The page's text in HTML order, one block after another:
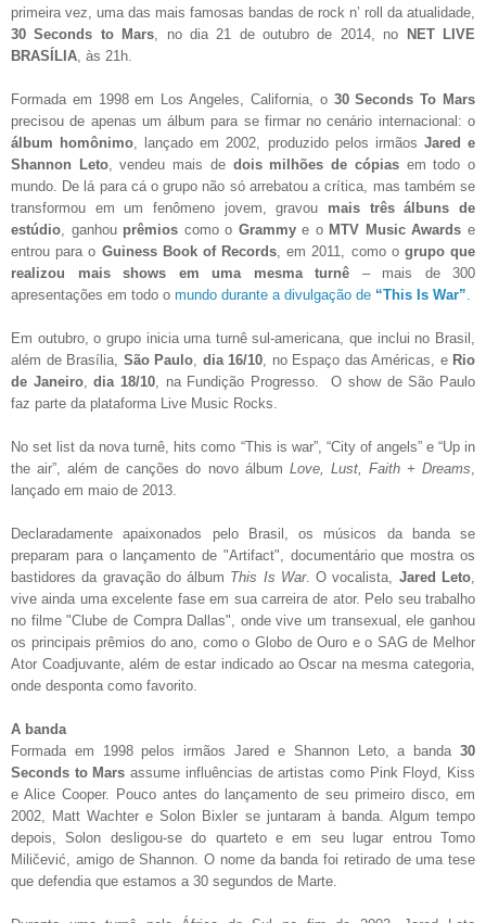
primeira vez, uma das mais famosas bandas de rock n’ roll da atualidade,
30 Seconds to Mars , no dia 21 de outubro de 2014, no NET LIVE
BRASÍLIA , às 21h.
Formada em 1998 em Los Angeles, California, o 30 Seconds To Mars
precisou de apenas um álbum para se firmar no cenário internacional: o
álbum homônimo , lançado em 2002, produzido pelos irmãos Jared e
Shannon Leto, vendeu mais de dois milhões de cópiasem todo o
mundo. De lá para cá o grupo não só arrebatou a crítica, mas também se
transformou em um fenômeno jovem, gravou mais três álbuns de
estúdio , ganhou prêmios como o Grammye o MTV Music Awards e
entrou para o Guiness Book of Records , em 2011, como o grupo que
realizou mais shows em uma mesma turnê – mais de 300
apresentações em todo o mundo durante a divulgação de “This Is War”
Em outubro, o grupo inicia uma turnê sul-americana, que inclui no Brasil,
além de Brasília, São Paulo dia 16/10 , no Espaço das Américas, e Rio
de Janeiro,dia 18/10 , na Fundição Progresso. O show de São Paulo
faz parte da plataforma Live Music Rocks.
No set list da nova turnê, hits como “This is war”, “City of angels” e “Up in
the air”, além de canções do novo álbum Love, Lust, Faith + Dreams
lançado em maio de 2013.
Declaradamente apaixonados pelo Brasil, os músicos da banda se
preparam para o lançamento de "Artifact", documentário que mostra os
bastidores da gravação do álbum This Is War. O vocalista, Jared Leto
vive ainda uma excelente fase em sua carreira de ator. Pelo seu trabalho
no filme "Clube de Compra Dallas", onde vive um transexual, ele ganhou
os principais prêmios do ano, como o Globo de Ouro e o SAG de Melhor
Ator Coadjuvante, além de estar indicado ao Oscar na mesma categoria,
onde desponta como favorito.
A banda
Formada em 1998 pelos irmãos Jared e Shannon Leto, a banda 30
Seconds to Mars assume influências de artistas como Pink Floyd, Kiss
e Alice Cooper. Pouco antes do lançamento de seu primeiro disco, em
2002, Matt Wachter e Solon Bixler se juntaram à banda. Algum tempo
depois, Solon desligou-se do quarteto e em seu lugar entrou Tomo
Miličević, amigo de Shannon. O nome da banda foi retirado de uma tese
que defendia que estamos a 30 segundos de Marte.